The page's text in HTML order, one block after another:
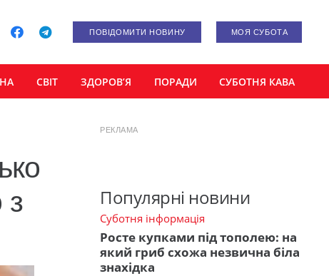
ПОВІДОМИТИ НОВИНУ МОЯ СУБОТА
СВІТ ЗДОРОВ’Я ПОРАДИ СУБОТНЯ КАВА
з
РЕКЛАМА
Популярні новини
Суботня інформація
Росте купками під тополею: на
який гриб схожа незвична біла
знахідка